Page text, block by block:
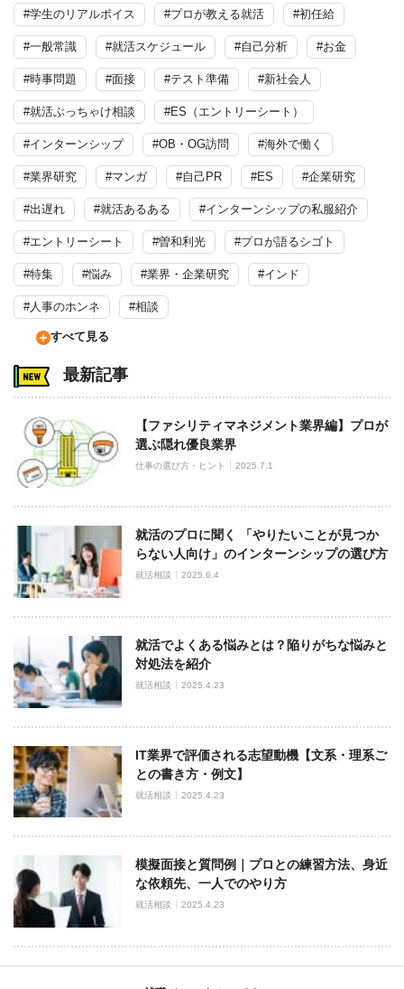
#学生のリアルボイス #プロが教える就活 #初任給
#一般常識 #就活スケジュール #自己分析 #お金
#時事問題 #面接 #テスト準備 #新社会人
#就活ぶっちゃけ相談 #ES（エントリーシート）
#インターンシップ #OB・OG訪問 #海外で働く
#業界研究 #マンガ #自己PR #ES #企業研究
#出遅れ #就活あるある #インターンシップの私服紹介
#エントリーシート #曽和利光 #プロが語るシゴト
#特集 #悩み #業界・企業研究 #インド
#人事のホンネ #相談
すべて見る
最新記事
【ファシリティマネジメント業界編】プロが
選ぶ隠れ優良業界
仕事の選び方・ヒント 2025.7.1
就活のプロに聞く 「やりたいことが見つか
らない人向け」のインターンシップの選び方
就活相談 2025.6.4
就活でよくある悩みとは？陥りがちな悩みと
対処法を紹介
就活相談 2025.4.23
IT業界で評価される志望動機【文系・理系ご
との書き方・例文】
就活相談 2025.4.23
模擬面接と質問例｜プロとの練習方法、身近
な依頼先、一人でのやり方
就活相談 2025.4.23